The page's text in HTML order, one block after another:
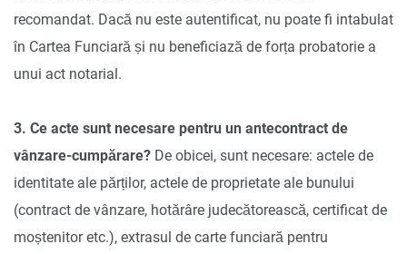
recomandat. Dacă nu este autentificat, nu poate fi intabulat
în Cartea Funciară și nu beneficiază de forța probatorie a
unui act notarial.
3. Ce acte sunt necesare pentru un antecontract de
vânzare-cumpărare? De obicei, sunt necesare: actele de
identitate ale părților, actele de proprietate ale bunului
(contract de vânzare, hotărâre judecătorească, certificat de
moștenitor etc.), extrasul de carte funciară pentru